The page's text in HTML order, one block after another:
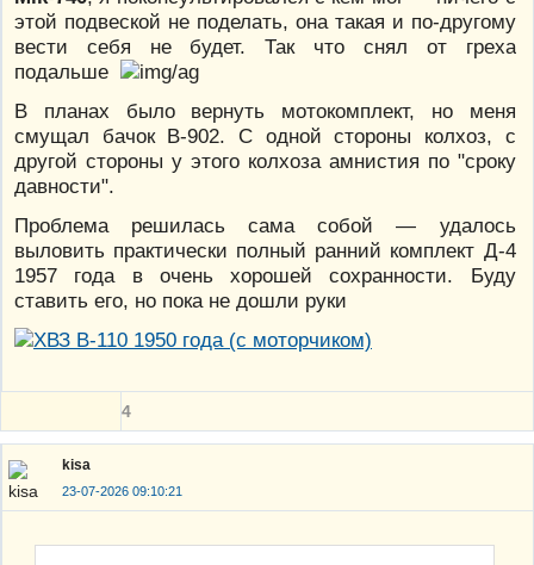
этой подвеской не поделать, она такая и по-другому
вести себя не будет. Так что снял от греха
подальше
В планах было вернуть мотокомплект, но меня
смущал бачок В-902. С одной стороны колхоз, с
другой стороны у этого колхоза амнистия по "сроку
давности".
Проблема решилась сама собой — удалось
выловить практически полный ранний комплект Д-4
1957 года в очень хорошей сохранности. Буду
ставить его, но пока не дошли руки
4
kisa
23-07-2026 09:10:21